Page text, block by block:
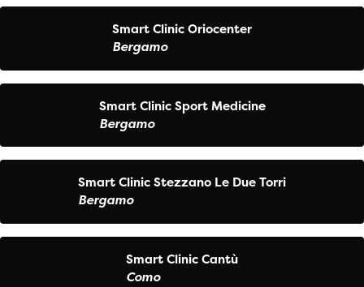
Smart Clinic Oriocenter
Bergamo
Smart Clinic Sport Medicine
Bergamo
Smart Clinic Stezzano Le Due Torri
Bergamo
Smart Clinic Cantù
Como